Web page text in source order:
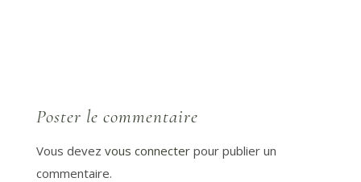
Poster le commentaire
Vous devez vous connecterpour publier un
commentaire.